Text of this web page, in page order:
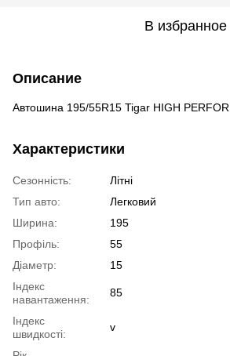
В избранное
Описание
Автошина 195/55R15 Tigar HIGH
Характеристики
Сезонність:
Літні
Тип авто:
Легковий
Ширина:
195
Профіль:
55
Діаметр:
15
Індекс
навантаження:
85
Індекс
швидкості:
v